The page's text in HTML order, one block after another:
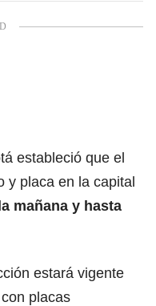
estableció que el
y placa en la capital
mañana y hasta
estará vigente
placas